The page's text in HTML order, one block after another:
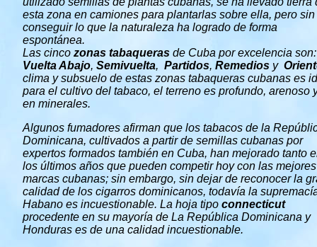
esta zona en camiones para plantarlas sobre ella, pero sin
conseguir lo que la naturaleza ha logrado de forma
espontánea.
Las cinco zonas tabaqueras de Cuba por excelencia son:
Vuelta Abajo, Semivuelta, Partidos, Remedios y
clima y subsuelo de estas zonas tabaqueras cubanas es
para el cultivo del tabaco, el terreno es profundo, arenoso
en minerales.
Algunos fumadores afirman que los tabacos de la
Dominicana, cultivados a partir de semillas cubanas por
expertos formados también en Cuba, han mejorado tanto
los últimos años que pueden competir hoy con las mejores
marcas cubanas; sin embargo, sin dejar de reconocer la
calidad de los cigarros dominicanos, todavía la
Habano es incuestionable. La hoja tipo connecticut
procedente en su mayoría de La República Dominicana y
Honduras es de una calidad incuestionable.